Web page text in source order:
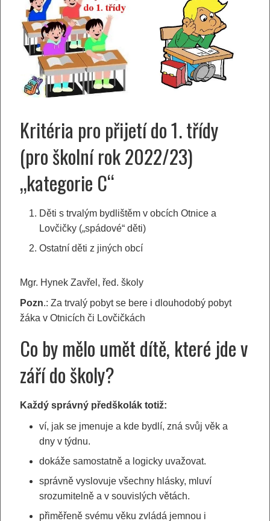
Kritéria pro přijetí do 1. třídy
(pro školní rok 2022/23)
„kategorie C“
Děti s trvalým bydlištěm v obcích Otnice a
Lovčičky („spádové“ děti)
Ostatní děti z jiných obcí
Mgr. Hynek Zavřel, řed. školy
Pozn.: Za trvalý pobyt se bere i dlouhodobý pobyt
žáka v Otnicích či Lovčičkách
Co by mělo umět dítě, které jde v
září do školy?
Každý správný předškolák totiž:
ví, jak se jmenuje a kde bydlí, zná svůj věk a
dny v týdnu.
dokáže samostatně a logicky uvažovat.
správně vyslovuje všechny hlásky, mluví
srozumitelně a v souvislých větách.
přiměřeně svému věku zvládá jemnou i